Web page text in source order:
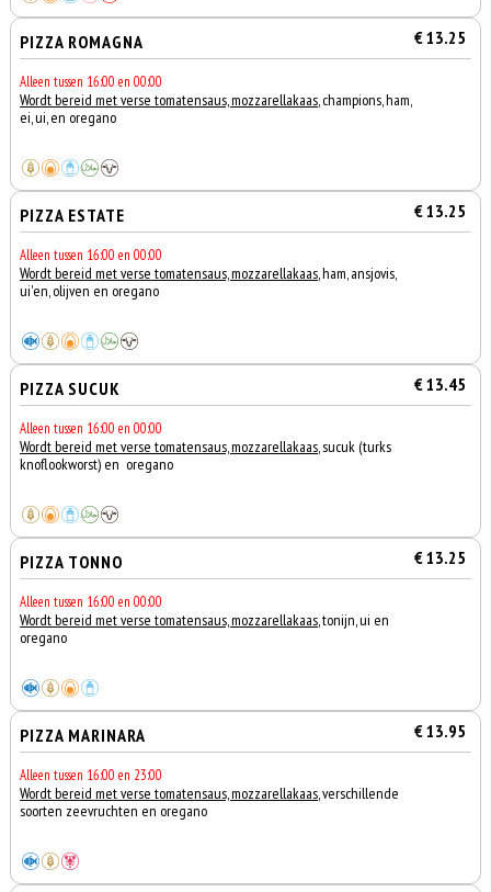
PIZZA ROMAGNA € 13.25
Alleen tussen 16:00 en 00:00
Wordt bereid met verse tomatensaus, mozzarellakaas, champions, ham,
ei, ui, en oregano
PIZZA ESTATE € 13.25
Alleen tussen 16:00 en 00:00
Wordt bereid met verse tomatensaus, mozzarellakaas, ham, ansjovis,
ui'en, olijven en oregano
PIZZA SUCUK € 13.45
Alleen tussen 16:00 en 00:00
Wordt bereid met verse tomatensaus, mozzarellakaas, sucuk (turks
knoflookworst) en oregano
PIZZA TONNO € 13.25
Alleen tussen 16:00 en 00:00
Wordt bereid met verse tomatensaus, mozzarellakaas, tonijn, ui en
oregano
PIZZA MARINARA € 13.95
Alleen tussen 16:00 en 23:00
Wordt bereid met verse tomatensaus, mozzarellakaas, verschillende
soorten zeevruchten en oregano